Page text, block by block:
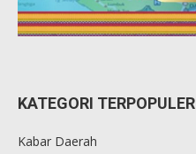
KATEGORI TERPOPULER
Kabar Daerah